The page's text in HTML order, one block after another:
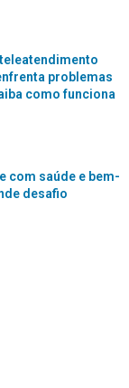
problemas
como funciona
com saúde e bem-
desafio